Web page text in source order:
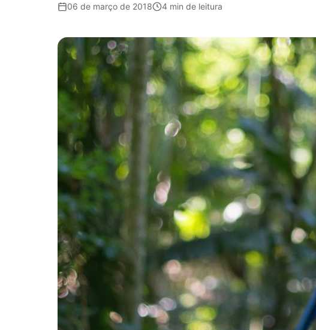
06 de março de 2018 4 min de leitura